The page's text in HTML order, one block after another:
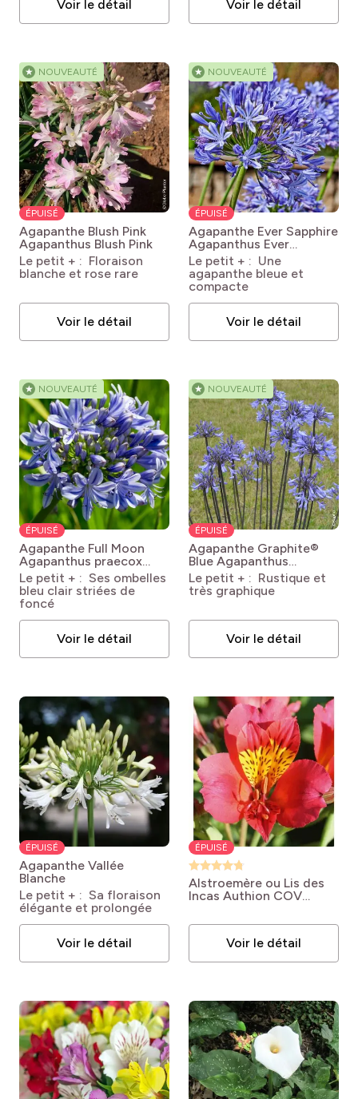
Voir le détail Voir le détail
★ NOUVEAUTÉ
ÉPUISÉ
Agapanthe Blush Pink
Agapanthus Blush Pink
Le petit + : Floraison
blanche et rose rare
Voir le détail
★ NOUVEAUTÉ
ÉPUISÉ
Agapanthe Ever Sapphire
Agapanthus Ever
Sapphire 'Andbin'
Le petit + : Une
agapanthe bleue et
compacte
Voir le détail
★ NOUVEAUTÉ
ÉPUISÉ
Agapanthe Full Moon
Agapanthus praecox
subsp. orientalis Full
Moon
Le petit + : Ses ombelles
bleu clair striées de
foncé
Voir le détail
★ NOUVEAUTÉ
ÉPUISÉ
Agapanthe Graphite®
Blue Agapanthus
Graphite® Blue 'Turk8'
Le petit + : Rustique et
très graphique
Voir le détail
ÉPUISÉ
Agapanthe Vallée
Blanche
Le petit + : Sa floraison
élégante et prolongée
Voir le détail
ÉPUISÉ
Alstroemère ou Lis des
Incas Authion COV
hybrida MAJESTICS
Voir le détail